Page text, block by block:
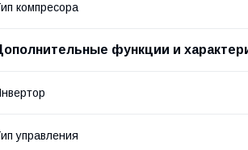
компресора
функции и
управления